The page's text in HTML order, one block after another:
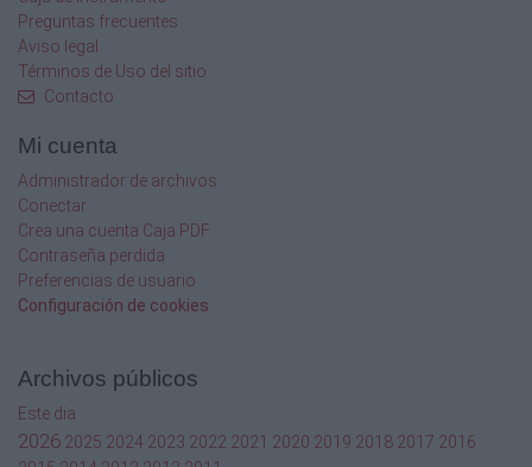
Preguntas frecuentes
Aviso legal
Términos de Uso del sitio
Contacto
Mi cuenta
Administrador de archivos
Conectar
Crea una cuenta Caja PDF
Contraseña perdida
Preferencias de usuario
Configuración de cookies
Archivos públicos
Este dia
2026 2025 2024 2023 2022 2021 2020 2019 2018 2017 2016